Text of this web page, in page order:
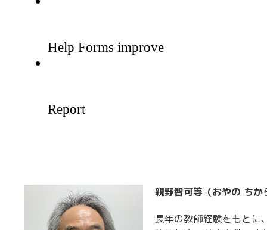
親野智可等（おやの ちか
長年の教師経験をもとに